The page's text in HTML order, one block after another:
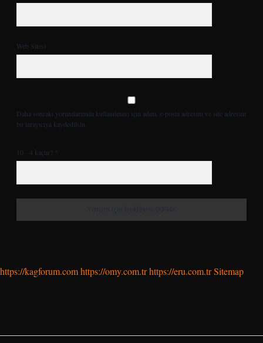
Web Sitesi
Daha sonraki yorumlarımda kullanılması için adım, e-posta adresim ve site adresim
bu tarayıcıya kaydedilsin.
10 - 4 kaçtır? *
https://kagforum.comhttps://omy.com.trhttps://eru.com.trSitemap